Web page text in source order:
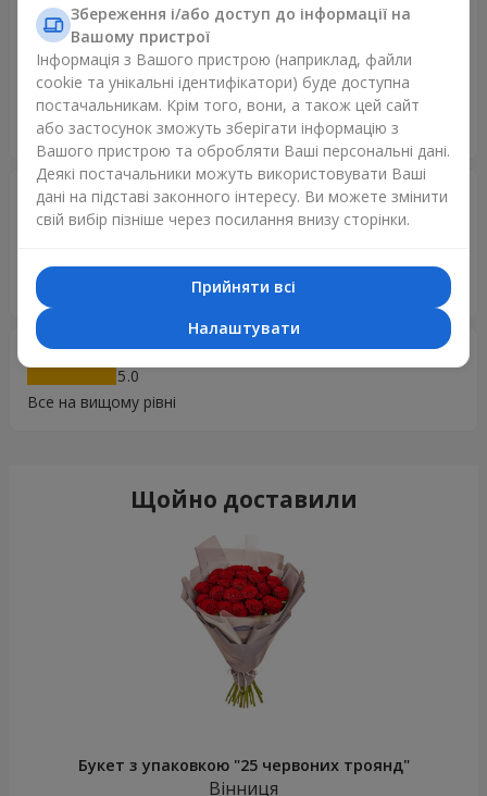
своевременную доставку заказа. Работа выполнена в
соответствии моего заказа на 100%. Обязательно буду
делать заказы и в дальнейшем. Желаю вашей компании и
всем сотрудникам, несущим радость людям, здоровья,
благополучия. С уважением и наилучшими пожеланиями,
Валентина Сихарулидзе.
Лера 02.04.2023
5
своєчасно, все як заказала. Ви дійсно доставляєте
приємні емоції
Анатолій 07.12.2022
5
Все на вищому рівні
Щойно доставили
Букет з упаковкою "25 червоних троянд"
Вінниця
Збереження і/або доступ до інформації на
Вашому пристрої
Інформація з Вашого пристрою (наприклад, файли
cookie та унікальні ідентифікатори) буде доступна
постачальникам. Крім того, вони, а також цей сайт
або застосунок зможуть зберігати інформацію з
Вашого пристрою та обробляти Ваші персональні дані.
Деякі постачальники можуть використовувати Ваші
дані на підставі законного інтересу. Ви можете змінити
свій вибір пізніше через посилання внизу сторінки.
Прийняти всі
Налаштувати